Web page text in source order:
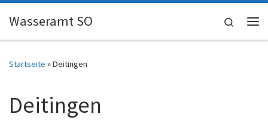
Skip to content
Wasseramt SO
Search
Startseite »Deitingen
Deitingen